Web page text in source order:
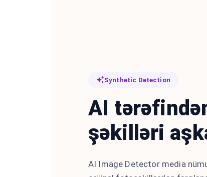
Synthetic Detection
AI
şəkilləri
AI Image Detector media